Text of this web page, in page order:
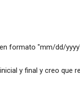
formato "mm/dd/
y final y creo que